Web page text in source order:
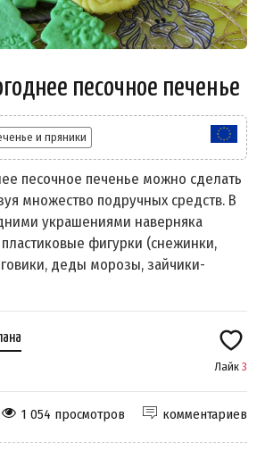
песочное печенье
и пряники
песочное печенье можно сделать
множество подручных средств. В
украшениями наверняка
фигурки (снежинки,
деды морозы, зайчики-
Лайк 3
комментариев
1 054 просмотров